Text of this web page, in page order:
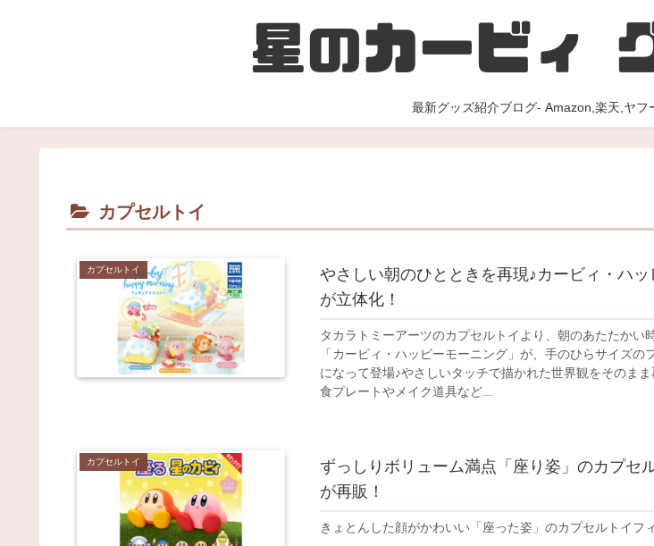
最新グッズ紹介ブログ- Amazon,楽天,ヤフ
カプセルトイ
カプセルトイ
やさしい朝のひとときを再現♪カービィ・ハ
が立体化！
タカラトミーアーツのカプセルトイより、朝のあたたかい
「カービィ・ハッピーモーニング」が、手のひらサイズの
になって登場♪やさしいタッチで描かれた世界観をそのま
食プレートやメイク道具など...
カプセルトイ
ずっしりボリューム満点「座り姿」のカプセ
が再販！
きょとんした顔がかわいい「座った姿」のカプセルトイフ